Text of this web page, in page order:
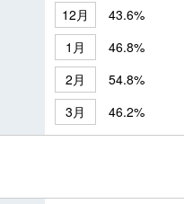
12月
43.6%
1月
46.8%
2月
54.8%
3月
46.2%